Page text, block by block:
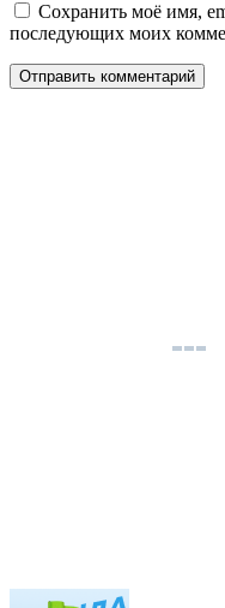
Сохранить моё имя,
последующих моих